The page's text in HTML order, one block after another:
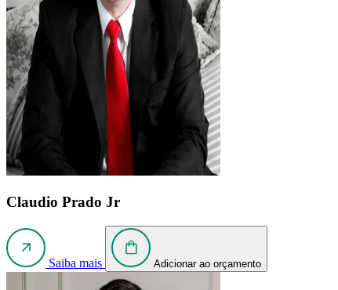
Claudio Prado Jr
Saiba mais Adicionar ao orçamento